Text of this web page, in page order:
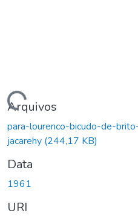
Carregando...
Arquivos
para-lourenco-bicudo-de-
jacarehy (244,17 KB)
Data
1961
URI